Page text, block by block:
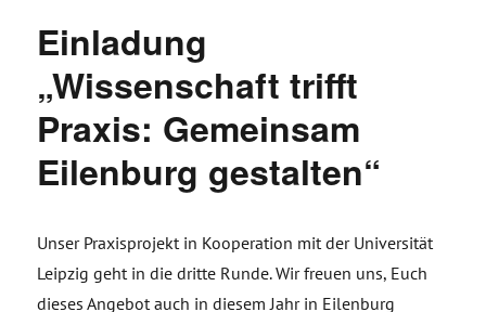
Einladung
„Wissenschaft trifft
Praxis: Gemeinsam
Eilenburg gestalten“
Unser Praxisprojekt in Kooperation mit der Universität
Leipzig geht in die dritte Runde. Wir freuen uns, Euch
dieses Angebot auch in diesem Jahr in Eilenburg